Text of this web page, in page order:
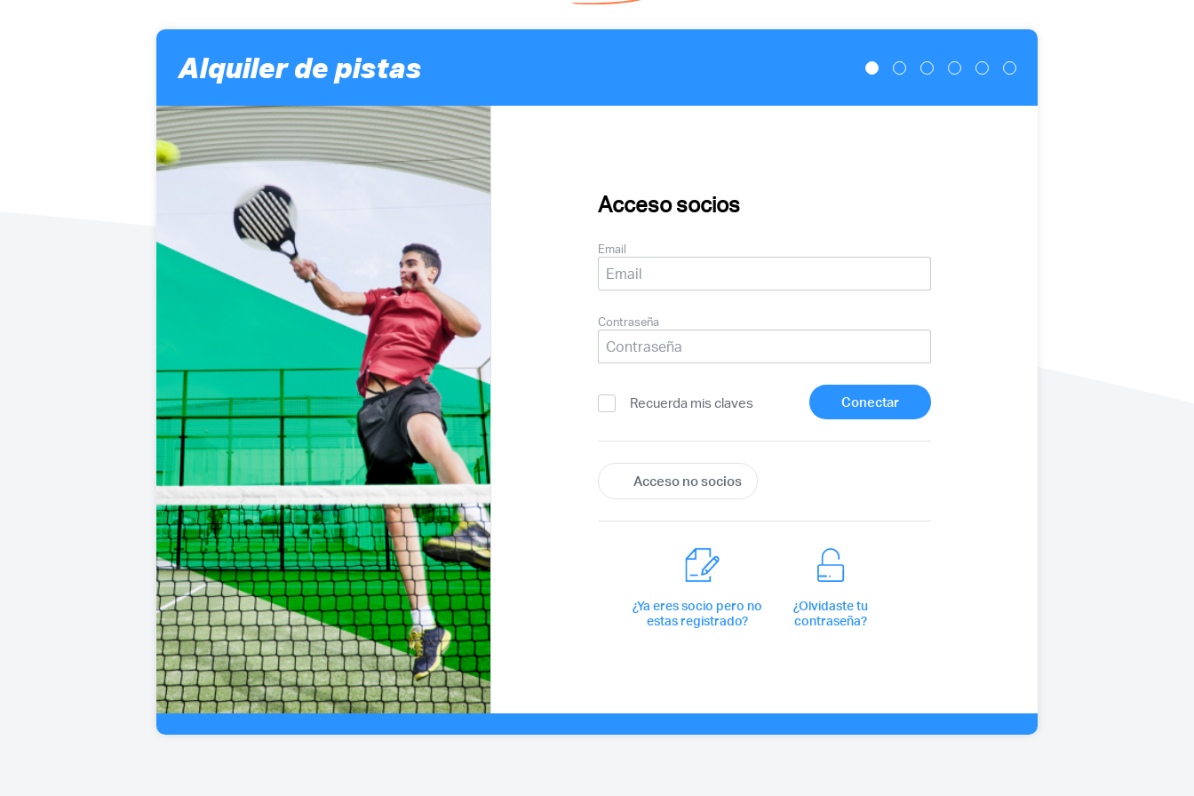
Alquiler de pistas
Acceso socios
Email
Contraseña
Recuerda mis claves
¿Ya eres socio pero no
estas registrado?
¿Olvidaste tu
contraseña?